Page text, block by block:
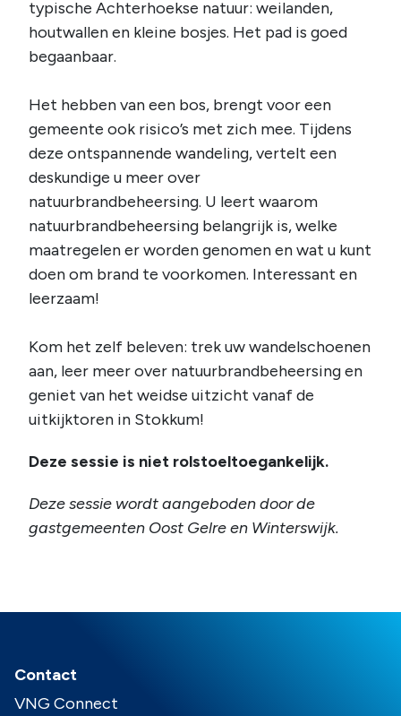
typische Achterhoekse natuur: weilanden,
houtwallen en kleine bosjes. Het pad is goed
begaanbaar.
Het hebben van een bos, brengt voor een
gemeente ook risico’s met zich mee. Tijdens
deze ontspannende wandeling, vertelt een
deskundige u meer over
natuurbrandbeheersing. U leert waarom
natuurbrandbeheersing belangrijk is, welke
maatregelen er worden genomen en wat u kunt
doen om brand te voorkomen. Interessant en
leerzaam!
Kom het zelf beleven: trek uw wandelschoenen
aan, leer meer over natuurbrandbeheersing en
geniet van het weidse uitzicht vanaf de
uitkijktoren in Stokkum!
Deze sessie is niet rolstoeltoegankelijk.
Deze sessie wordt aangeboden door de
gastgemeenten Oost Gelre en Winterswijk.
Contact
VNG Connect